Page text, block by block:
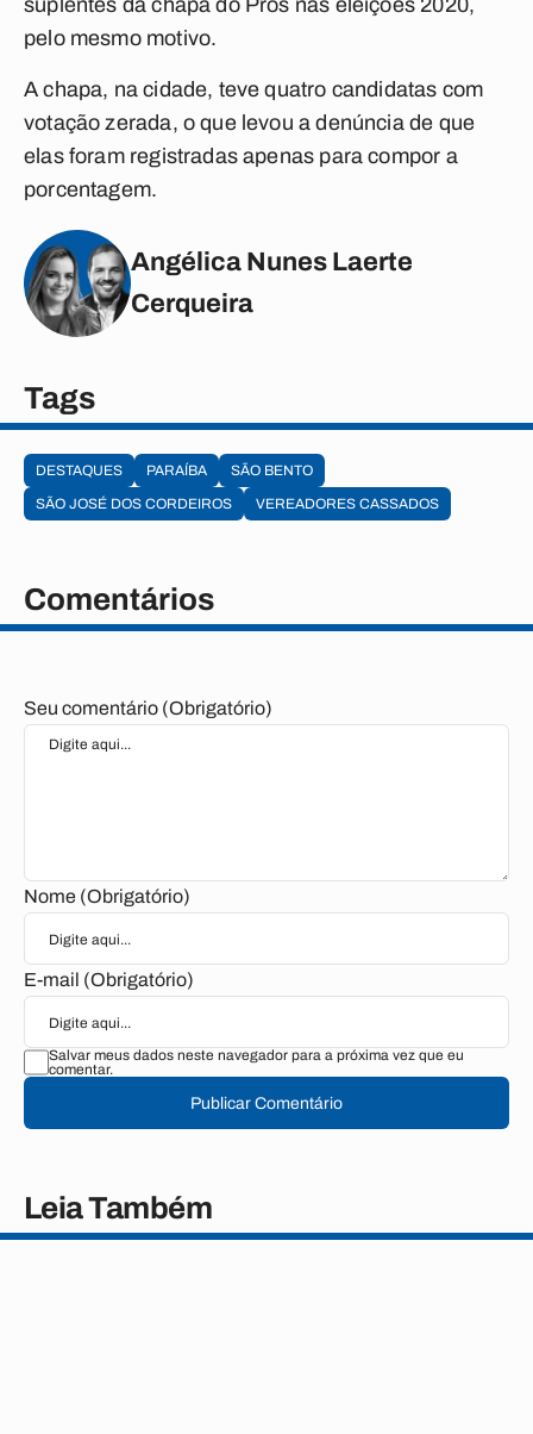
suplentes da chapa do Pros nas eleições 2020,
pelo mesmo motivo.
A chapa, na cidade, teve quatro candidatas com
votação zerada, o que levou a denúncia de que
elas foram registradas apenas para compor a
porcentagem.
Angélica Nunes Laerte
Cerqueira
Tags
DESTAQUES PARAÍBA
SÃO BENTO
SÃO JOSÉ DOS CORDEIROS
VEREADORES CASSADOS
Comentários
Seu comentário (Obrigatório)
Nome (Obrigatório)
E-mail (Obrigatório)
Salvar meus dados neste navegador para a próxima vez que eu
comentar.
Publicar Comentário
Leia Também